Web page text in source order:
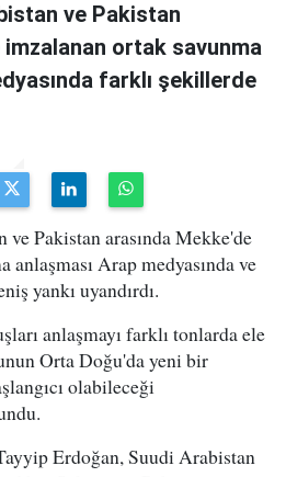
ve Pakistan
imzalanan ortak savunma
farklı şekillerde
Pakistan arasında Mekke'de
anlaşması Arap medyasında ve
yankı uyandırdı.
anlaşmayı farklı tonlarda ele
Orta Doğu'da yeni bir
olabileceği
Erdoğan, Suudi Arabistan